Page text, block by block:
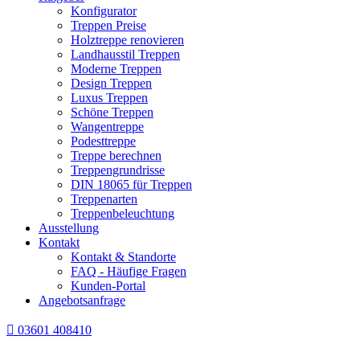
Konfigurator
Treppen Preise
Holztreppe renovieren
Landhausstil Treppen
Moderne Treppen
Design Treppen
Luxus Treppen
Schöne Treppen
Wangentreppe
Podesttreppe
Treppe berechnen
Treppengrundrisse
DIN 18065 für Treppen
Treppenarten
Treppenbeleuchtung
Ausstellung
Kontakt
Kontakt & Standorte
FAQ - Häufige Fragen
Kunden-Portal
Angebotsanfrage
 03601 408410